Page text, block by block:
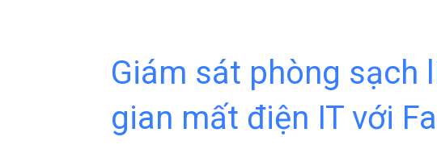
Giám sát phòng sạch
gian mất điện IT với